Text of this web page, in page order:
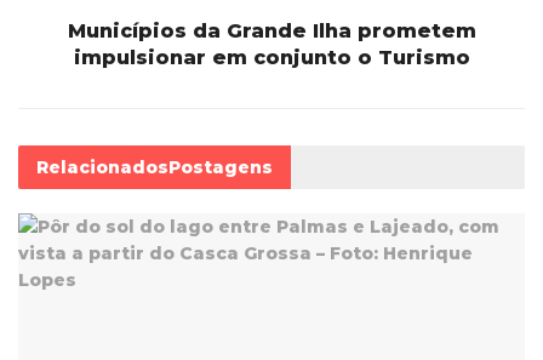
Municípios da Grande Ilha prometem
impulsionar em conjunto o Turismo
RelacionadosPostagens